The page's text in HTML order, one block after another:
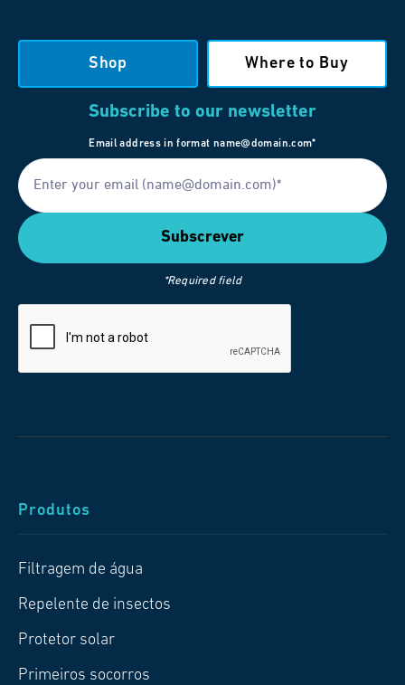
Shop Where to Buy
Subscribe to our newsletter
Email address in format name@domain.com*
*Required field
Produtos
Filtragem de água
Repelente de insectos
Protetor solar
Primeiros socorros